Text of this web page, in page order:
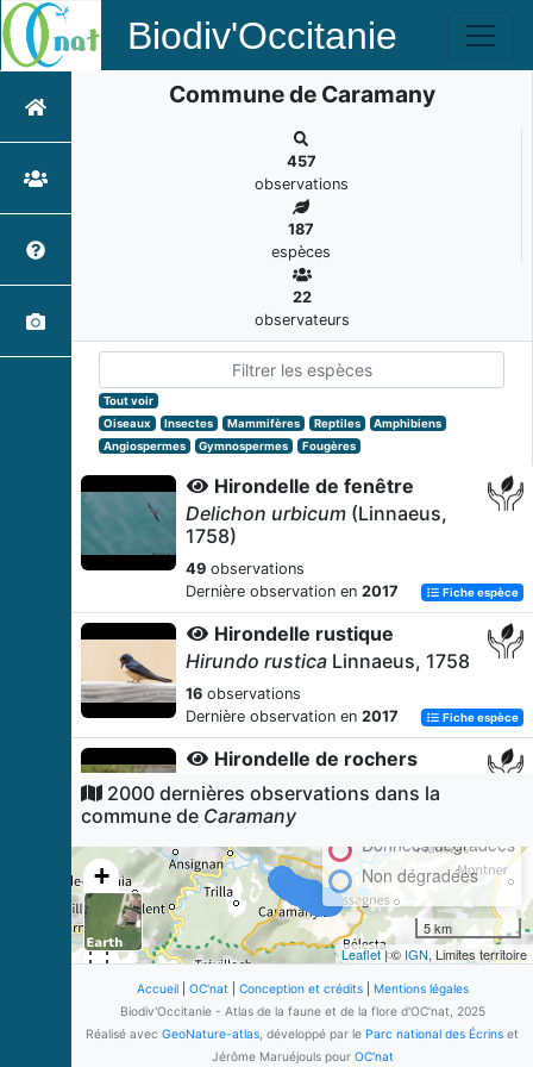
Biodiv'Occitanie
Commune de Caramany
457
observations
187
espèces
22
observateurs
Tout voir
Oiseaux
Insectes Mammifères Reptiles
Amphibiens
Angiospermes
Gymnospermes Fougères
Hirondelle de fenêtre
Delichon urbicum (Linnaeus,
1758)
49 observations
Dernière observation en 2017 Fiche espèce
Hirondelle rustique
Hirundo rustica Linnaeus, 1758
16 observations
Dernière observation en 2017 Fiche espèce
Hirondelle de rochers
Ptyonoprogne rupestris
(Scopoli, 1769)
Dernière observation en 2017 Fiche espèce
Alyte accoucheur (L')
Alytes obstetricans(Laurenti,
1768)
11observations
Dernière observation en2017 Fiche espèce
Azuré de la Bugrane (L')
2000 dernières observations dans la
commune de Caramany
+
Données dégradées
Non dégradées
5 km
Leaflet| © IGN, Limites territoire
Accueil| OC'nat| Conception et crédits| Mentions légales
Biodiv'Occitanie - Atlas de la faune et de la flore d'OC'nat, 2025
Réalisé avec GeoNature-atlas , développé par le Parc national des Écrins et
Jérôme Maruéjouls pour OC'nat